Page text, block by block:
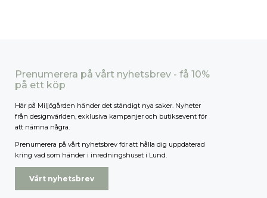
Prenumerera på vårt nyhetsbrev - få 10%
på ett köp
Här på Miljögården händer det ständigt nya saker. Nyheter
från designvärlden, exklusiva kampanjer och butiksevent för
att nämna några.
Prenumerera på vårt nyhetsbrev för att hålla dig uppdaterad
kring vad som händer i inredningshuset i Lund.
Vårt nyhetsbrev